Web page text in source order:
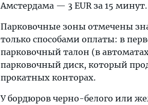
Амстердама — 3 EUR за 15 минут.
Парковочные зоны отмечены
только способами оплаты: в
парковочный талон (в
парковочный диск, который
прокатных конторах.
У бордюров черно-белого или